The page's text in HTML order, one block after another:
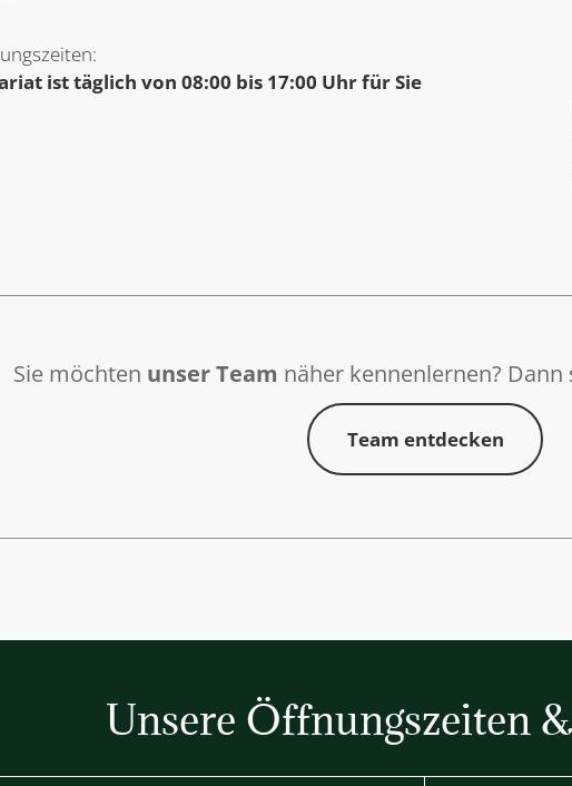
ist täglich von 08:00 bis 17:00 Uhr für Sie
Sie möchten unser Team näher kennenlernen?
Team entdecken
Team entdecken
Unsere Öffnungszeiten